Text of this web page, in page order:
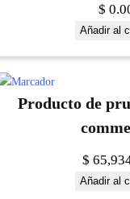
$
Añadir al
Producto de
$
Añadir al